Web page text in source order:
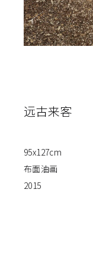
远古来客
95x127cm
布面油画
2015